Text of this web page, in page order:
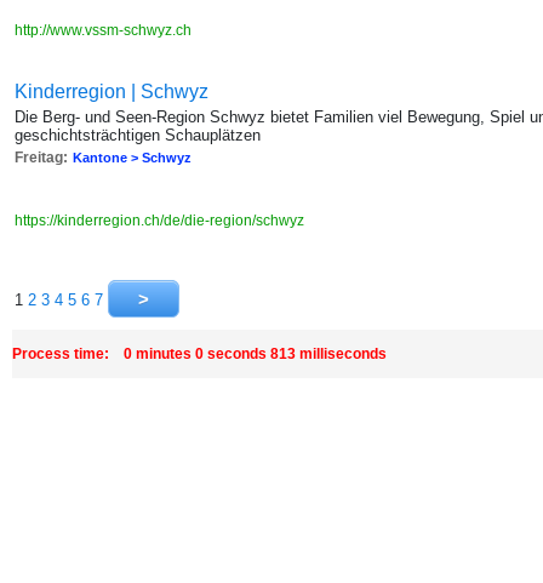
http://www.vssm-schwyz.ch
Kinderregion | Schwyz
Die Berg- und Seen-Region Schwyz bietet Familien viel Bewegung, Spiel
geschichtsträchtigen Schauplätzen
Freitag: Kantone > Schwyz
https://kinderregion.ch/de/die-region/schwyz
1 2 3 4 5 6 7
Process time: 0 minutes 0 seconds 813 milliseconds